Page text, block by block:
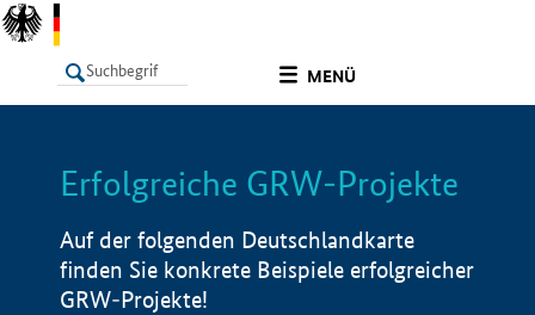
MENÜ
LISTE Info
Erfolgreiche GRW-Projekte
Auf der folgenden Deutschlandkarte
finden Sie konkrete Beispiele erfolgreicher
GRW-Projekte!